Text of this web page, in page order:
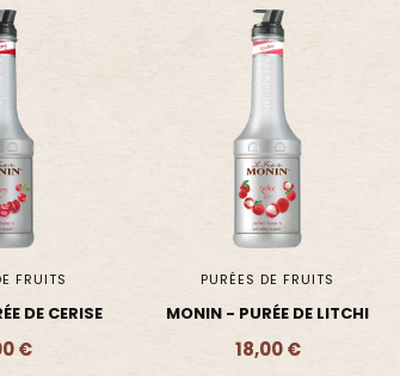
FRUITS
DE LITCHI
€ €
PURÉES DE FRUITS
MONIN - PURÉE DE
FRAMBOISE
18,00 €
Ajouter - 18,00 €